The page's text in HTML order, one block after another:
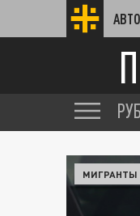
МИГРАНТЫ